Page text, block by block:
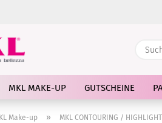
MKL MAKE-UP GUTSCHEINE
Make-up » MKL CONTOURING /